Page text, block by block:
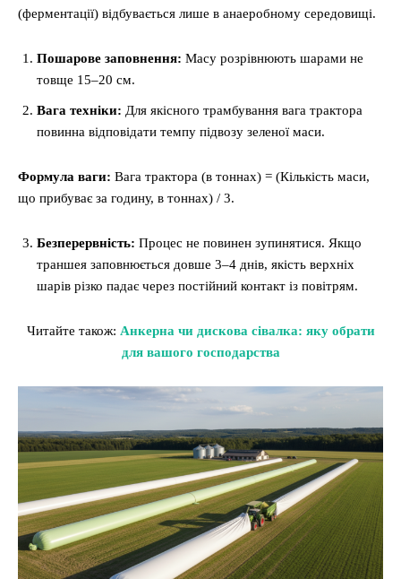
(ферментації) відбувається лише в анаеробному середовищі.
Пошарове заповнення: Масу розрівнюють шарами не
товще 15–20 см.
Вага техніки: Для якісного трамбування вага трактора
повинна відповідати темпу підвозу зеленої маси.
Формула ваги: Вага трактора (в тоннах) = (Кількість маси,
що прибуває за годину, в тоннах) / 3.
Безперервність: Процес не повинен зупинятися. Якщо
траншея заповнюється довше 3–4 днів, якість верхніх
шарів різко падає через постійний контакт із повітрям.
Читайте також: Анкерна чи дискова сівалка: яку обрати
для вашого господарства